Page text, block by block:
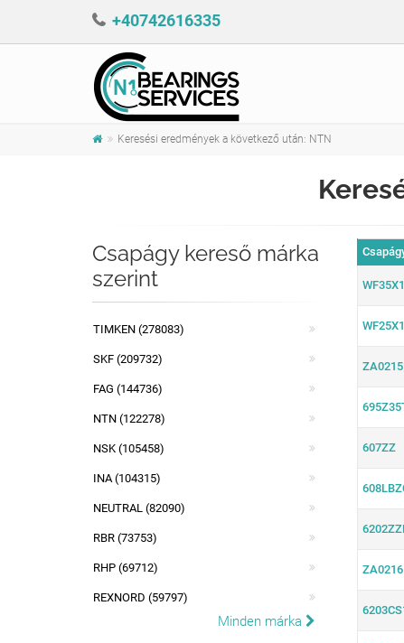
+40742616335
Keresési eredmények a következő után: NTN
ZA0215
607ZZ
ZA0216
Csapágy kereső márka
szerint
TIMKEN (278083)
SKF (209732)
FAG (144736)
NTN (122278)
NSK (105458)
INA (104315)
NEUTRAL (82090)
RBR (73753)
RHP (69712)
REXNORD (59797)
Minden márka